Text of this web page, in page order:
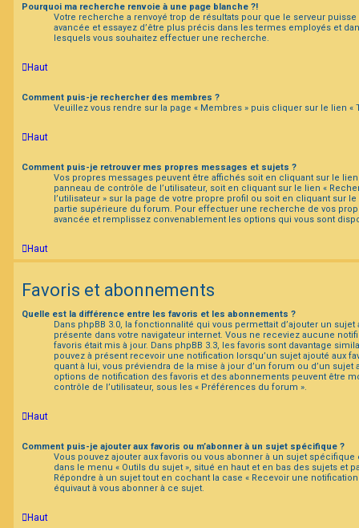
Pourquoi ma recherche renvoie à une page blanche ?!
Votre recherche a renvoyé trop de résultats pour que le serveur
avancée et essayez d’être plus précis dans les termes employés et
lesquels vous souhaitez effectuer une recherche.
Haut
Comment puis-je rechercher des membres ?
Veuillez vous rendre sur la page « Membres » puis cliquer sur le lien «
Haut
Comment puis-je retrouver mes propres messages et sujets ?
Vos propres messages peuvent être affichés soit en cliquant sur le
panneau de contrôle de l’utilisateur, soit en cliquant sur le lien «
l’utilisateur » sur la page de votre propre profil ou soit en cliquant sur
partie supérieure du forum. Pour effectuer une recherche de vos
avancée et remplissez convenablement les options qui vous sont
Haut
Favoris et abonnements
Quelle est la différence entre les favoris et les abonnements ?
Dans phpBB 3.0, la fonctionnalité qui vous permettait d’ajouter un
présente dans votre navigateur internet. Vous ne receviez aucune
favoris était mis à jour. Dans phpBB 3.3, les favoris sont davantage
pouvez à présent recevoir une notification lorsqu’un sujet ajouté aux
quant à lui, vous préviendra de la mise à jour d’un forum ou d’un sujet
options de notification des favoris et des abonnements peuvent être
contrôle de l’utilisateur, sous les « Préférences du forum ».
Haut
Comment puis-je ajouter aux favoris ou m’abonner à un sujet spécifique ?
Vous pouvez ajouter aux favoris ou vous abonner à un sujet
dans le menu « Outils du sujet », situé en haut et en bas des sujets et
Répondre à un sujet tout en cochant la case « Recevoir une
équivaut à vous abonner à ce sujet.
Haut